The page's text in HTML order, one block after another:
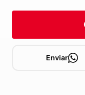
Enviar